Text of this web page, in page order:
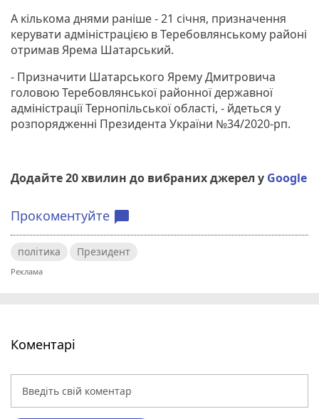
А кількома днями раніше - 21 січня, призначення
керувати адміністрацією в Теребовлянському районі
отримав Ярема Шатарський.
- Призначити Шатарського Ярему Дмитровича
головою Теребовлянської районної державної
адміністрації Тернопільської області, - йдеться у
розпорядженні Президента України №34/2020-рп.
Додайте 20 хвилин до вибраних джерел у Google
Прокоментуйте chat_bubble
політика Президент
Коментарі